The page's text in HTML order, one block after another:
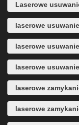
Laserowe
laserowe
laserowe
laserowe
laserowe
laserowe